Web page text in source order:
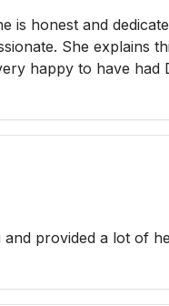
is honest and
She explains
happy to have had
provided a lot of